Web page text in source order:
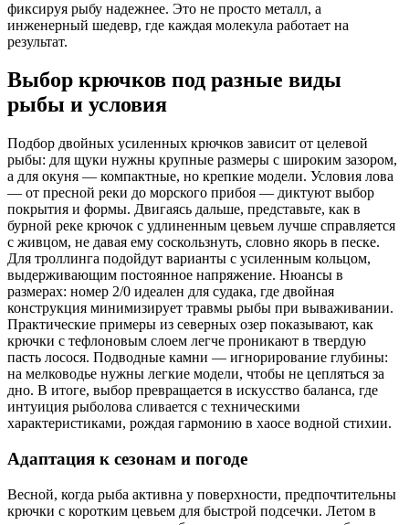
фиксируя рыбу надежнее. Это не просто металл, а
инженерный шедевр, где каждая молекула работает на
результат.
Выбор крючков под разные виды
рыбы и условия
Подбор двойных усиленных крючков зависит от целевой
рыбы: для щуки нужны крупные размеры с широким зазором,
а для окуня — компактные, но крепкие модели. Условия лова
— от пресной реки до морского прибоя — диктуют выбор
покрытия и формы. Двигаясь дальше, представьте, как в
бурной реке крючок с удлиненным цевьем лучше справляется
с живцом, не давая ему соскользнуть, словно якорь в песке.
Для троллинга подойдут варианты с усиленным кольцом,
выдерживающим постоянное напряжение. Нюансы в
размерах: номер 2/0 идеален для судака, где двойная
конструкция минимизирует травмы рыбы при вываживании.
Практические примеры из северных озер показывают, как
крючки с тефлоновым слоем легче проникают в твердую
пасть лосося. Подводные камни — игнорирование глубины:
на мелководье нужны легкие модели, чтобы не цепляться за
дно. В итоге, выбор превращается в искусство баланса, где
интуиция рыболова сливается с техническими
характеристиками, рождая гармонию в хаосе водной стихии.
Адаптация к сезонам и погоде
Весной, когда рыба активна у поверхности, предпочтительны
крючки с коротким цевьем для быстрой подсечки. Летом в